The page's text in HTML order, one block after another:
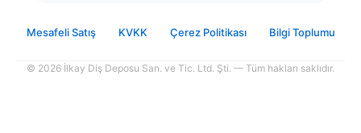
Mesafeli Satış KVKK Çerez Politikası Bilgi Toplumu
© 2026 İlkay Diş Deposu San. ve Tic. Ltd. Şti. — Tüm hakları saklıdır.